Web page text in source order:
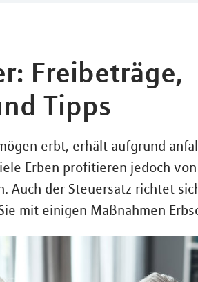
Freibeträge,
Tipps
erbt, erhält aufgrund
Erben profitieren jedoch
Auch der Steuersatz richtet
mit einigen Maßnahmen